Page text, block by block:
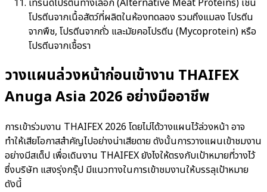
เทรนด์โปรตีนทางเลือก (Alternative Meat Proteins) เช่น
โปรตีนจากเนื้อสัตว์ที่ผลิตในห้องทดลอง รวมถึงแมลง โปรตีน
จากพืช, โปรตีนจากถั่ว และมัยคอโปรตีน (Mycoprotein) หรือ
โปรตีนจากเชื้อรา
วางแผนล่วงหน้าก่อนเข้างาน THAIFEX
Anuga Asia 2026 อย่างมืออาชีพ
การเข้าร่วมงาน THAIFEX 2026 โดยไม่ได้วางแผนไว้ล่วงหน้า อาจ
ทำให้เสียโอกาสสำคัญไปอย่างน่าเสียดาย ดังนั้นการวางแผนเข้าชมงาน
อย่างมีสเต็ป เพื่อเดินงาน THAIFEX ยังไงให้ตรงกับเป้าหมายที่วางไว้
ซึ่งบริษัท แสงรุ่งกรุ๊ป มีแนวทางในการเข้าชมงานให้บรรลุเป้าหมาย
ดังนี้